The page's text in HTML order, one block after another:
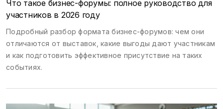
Что такое бизнес-форумы: полное руководство для
участников в 2026 году
Подробный разбор формата бизнес-форумов: чем они
отличаются от выставок, какие выгоды дают участникам
и как подготовить эффективное присутствие на таких
событиях.